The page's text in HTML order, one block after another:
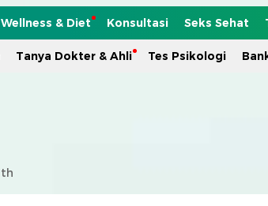
Wellness & Diet Konsultasi Seks Sehat
Tanya Dokter & Ahli Tes Psikologi